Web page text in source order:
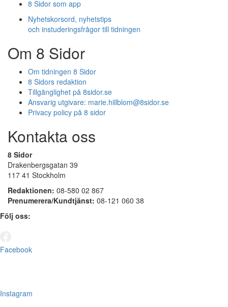
8 Sidor som app
Nyhetskorsord, nyhetstips
och instuderingsfrågor till tidningen
Om 8 Sidor
Om tidningen 8 Sidor
8 Sidors redaktion
Tillgänglighet på 8sidor.se
Ansvarig utgivare: marie.hillblom@8sidor.se
Privacy policy på 8 sidor
Kontakta oss
8 Sidor
Drakenbergsgatan 39
117 41 Stockholm
Redaktionen: 08-580 02 867
Prenumerera/Kundtjänst: 08-121 060 38
Följ oss:
Facebook
Instagram